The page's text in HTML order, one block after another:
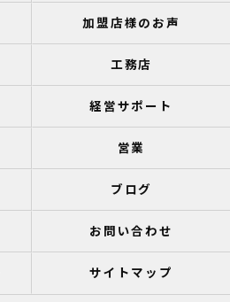
加盟店様のお声
工務店
経営サポート
営業
ブログ
お問い合わせ
サイトマップ